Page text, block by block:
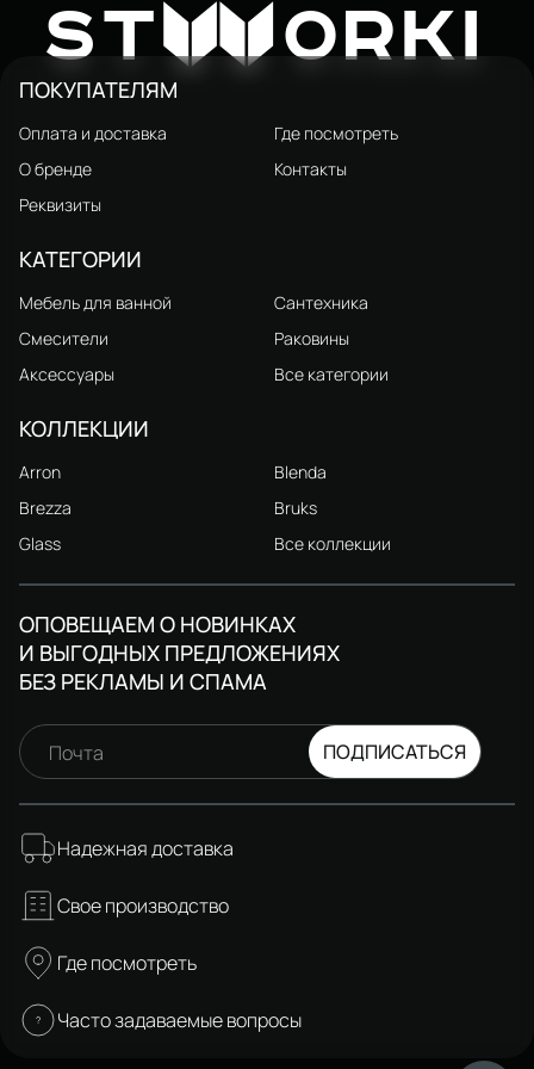
STW ORKI
ПОКУПАТЕЛЯМ
Оплата и доставка
Где посмотреть
О бренде
Контакты
Реквизиты
КАТЕГОРИИ
Мебель для ванной
Сантехника
Смесители
Раковины
Аксессуары
Все категории
КОЛЛЕКЦИИ
Arron
Blenda
Brezza
Bruks
Glass
Все коллекции
ОПОВЕЩАЕМ О НОВИНКАХ
И ВЫГОДНЫХ ПРЕДЛОЖЕНИЯХ
БЕЗ РЕКЛАМЫ И СПАМА
Почта ПОДПИСАТЬСЯ
Надежная доставка
Свое производство
Где посмотреть
Часто задаваемые вопросы